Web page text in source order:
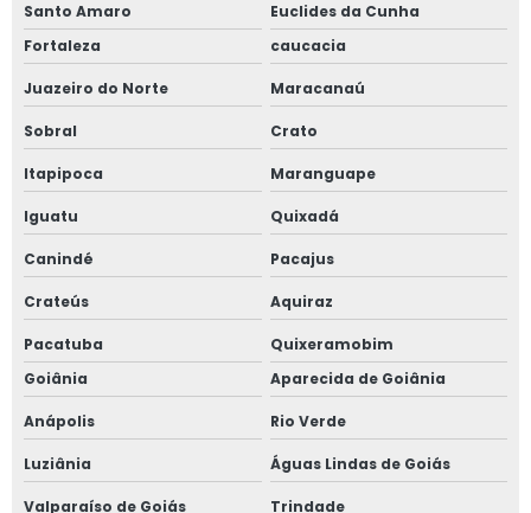
Santo Amaro
Euclides da Cunha
Fortaleza
caucacia
Juazeiro do Norte Maracanaú
Sobral Crato
Itapipoca Maranguape
Iguatu Quixadá
Canindé Pacajus
Crateús Aquiraz
Pacatuba
Quixeramobim
Goiânia
Aparecida de Goiânia
Anápolis Rio Verde
Luziânia Águas Lindas de Goiás
Valparaíso de Goiás Trindade